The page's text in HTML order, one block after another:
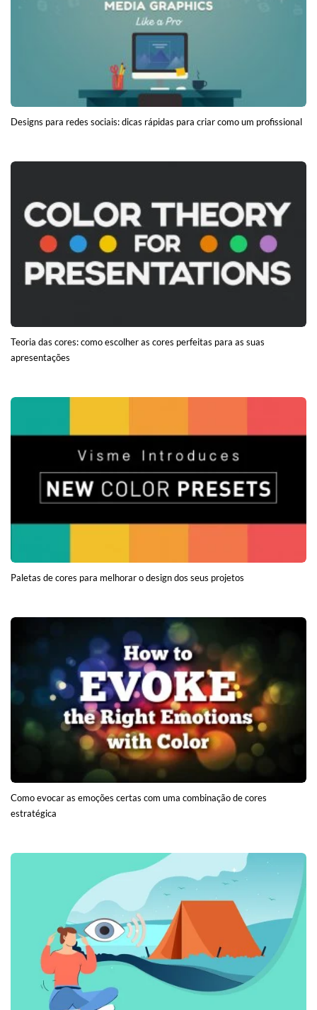
Designs para redes sociais: dicas rápidas para criar como um profissional
Teoria das cores: como escolher as cores perfeitas para as suas
apresentações
Paletas de cores para melhorar o design dos seus projetos
Como evocar as emoções certas com uma combinação de cores
estratégica